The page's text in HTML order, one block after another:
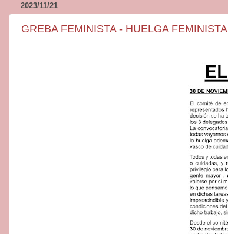
2023/11/21
GREBA FEMINISTA - HUELGA FEMINISTA